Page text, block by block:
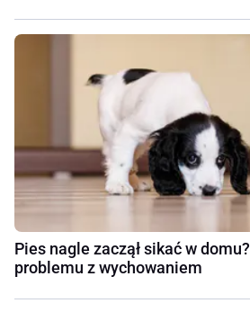
Pies nagle zaczął sikać w
problemu z wychowaniem